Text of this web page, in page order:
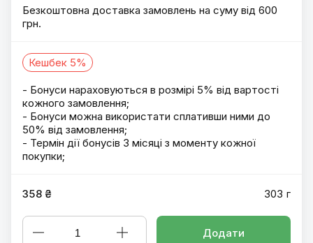
Безкоштовна доставка замовлень на суму від 600
грн.
Кешбек 5%
- Бонуси нараховуються в розмірі 5% від вартості
кожного замовлення;
- Бонуси можна використати сплативши ними до
50% від замовлення;
- Термін дії бонусів 3 місяці з моменту кожної
покупки;
358 ₴ 303 г
Додати